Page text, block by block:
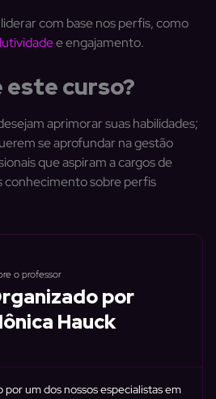
com base nos perfis, como
e engajamento.
este curso?
aprimorar suas habilidades;
se aprofundar na gestão
que aspiram a cargos de
conhecimento sobre perfis
o professor
por
Hauck
um dos nossos especialistas em